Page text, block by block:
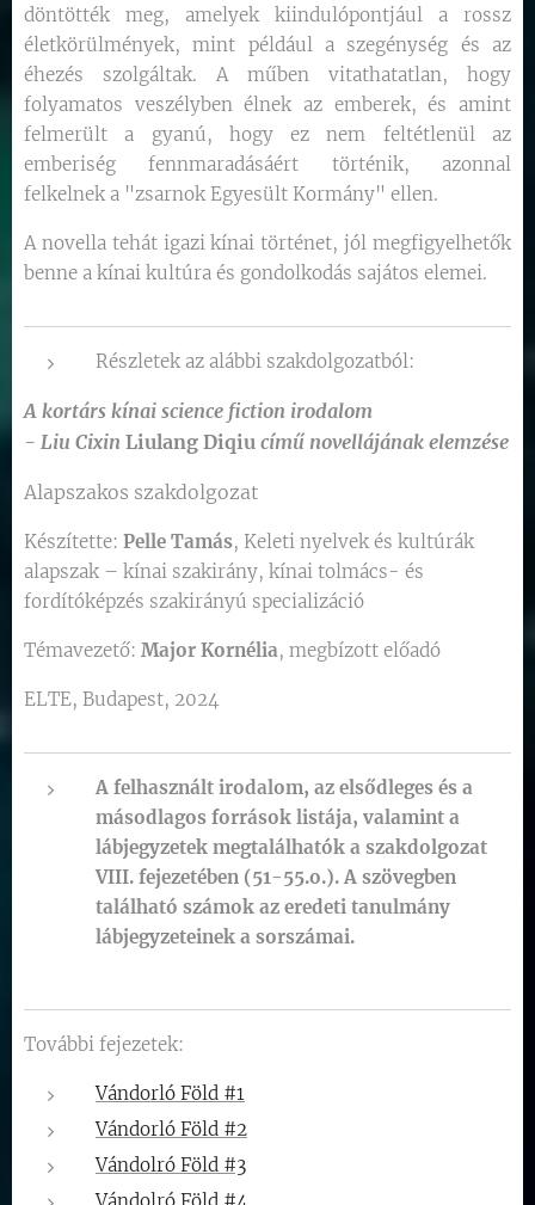
döntötték meg, amelyek kiindulópontjául a rossz
életkörülmények, mint például a szegénység és az
éhezés szolgáltak. A műben vitathatatlan, hogy
folyamatos veszélyben élnek az emberek, és amint
felmerült a gyanú, hogy ez nem feltétlenül az
emberiség fennmaradásáért történik, azonnal
felkelnek a "zsarnok Egyesült Kormány" ellen.
A novella tehát igazi kínai történet, jól megfigyelhetők
benne a kínai kultúra és gondolkodás sajátos elemei.
Részletek az alábbi szakdolgozatból:
A kortárs kínai science fiction irodalom
- Liu Cixin Liulang Diqiu című novellájának elemzése
Alapszakos szakdolgozat
Készítette: Pelle Tamás, Keleti nyelvek és kultúrák
alapszak – kínai szakirány, kínai tolmács- és
fordítóképzés szakirányú specializáció
Témavezető: Major Kornélia, megbízott előadó
ELTE, Budapest, 2024
A felhasznált irodalom, az elsődleges és a
másodlagos források listája, valamint a
lábjegyzetek megtalálhatók a szakdolgozat
VIII. fejezetében (51-55.o.). A szövegben
található számok az eredeti tanulmány
lábjegyzeteinek a sorszámai.
További fejezetek:
Vándorló Föld #1
Vándorló Föld #2
Vándolró Föld #3